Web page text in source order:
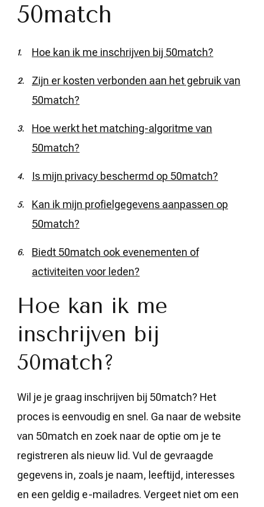
50match
Hoe kan ik me inschrijven bij 50match?
Zijn er kosten verbonden aan het gebruik van
50match?
Hoe werkt het matching-algoritme van
50match?
Is mijn privacy beschermd op 50match?
Kan ik mijn profielgegevens aanpassen op
50match?
Biedt 50match ook evenementen of
activiteiten voor leden?
Hoe kan ik me
inschrijven bij
50match?
Wil je je graag inschrijven bij 50match? Het
proces is eenvoudig en snel. Ga naar de website
van 50match en zoek naar de optie om je te
registreren als nieuw lid. Vul de gevraagde
gegevens in, zoals je naam, leeftijd, interesses
en een geldig e-mailadres. Vergeet niet om een